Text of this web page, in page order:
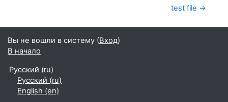
test file →
Вы не вошли в систему (Вход)
В начало
Русский ‎(ru)‎
Русский ‎(ru)‎
English ‎(en)‎